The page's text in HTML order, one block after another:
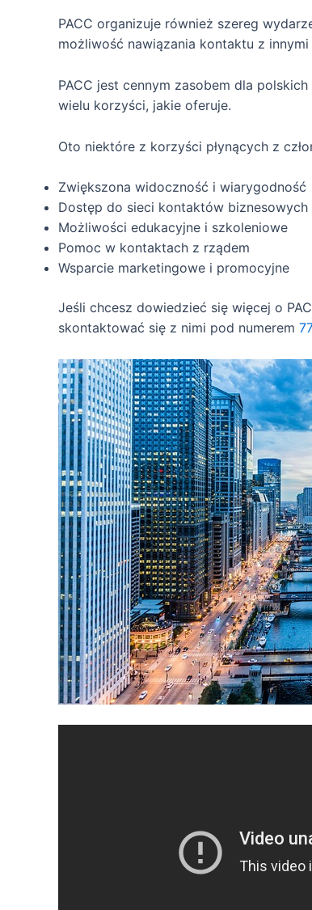
PACC organizuje również szereg
możliwość nawiązania kontaktu z
PACC jest cennym zasobem dla
wielu korzyści, jakie oferuje.
Oto niektóre z korzyści płynących z
Zwiększona widoczność i wiarygodność
Dostęp do sieci kontaktów biznesowych
Możliwości edukacyjne i szkoleniowe
Pomoc w kontaktach z rządem
Wsparcie marketingowe i promocyjne
Jeśli chcesz dowiedzieć się więcej o
skontaktować się z nimi pod numerem